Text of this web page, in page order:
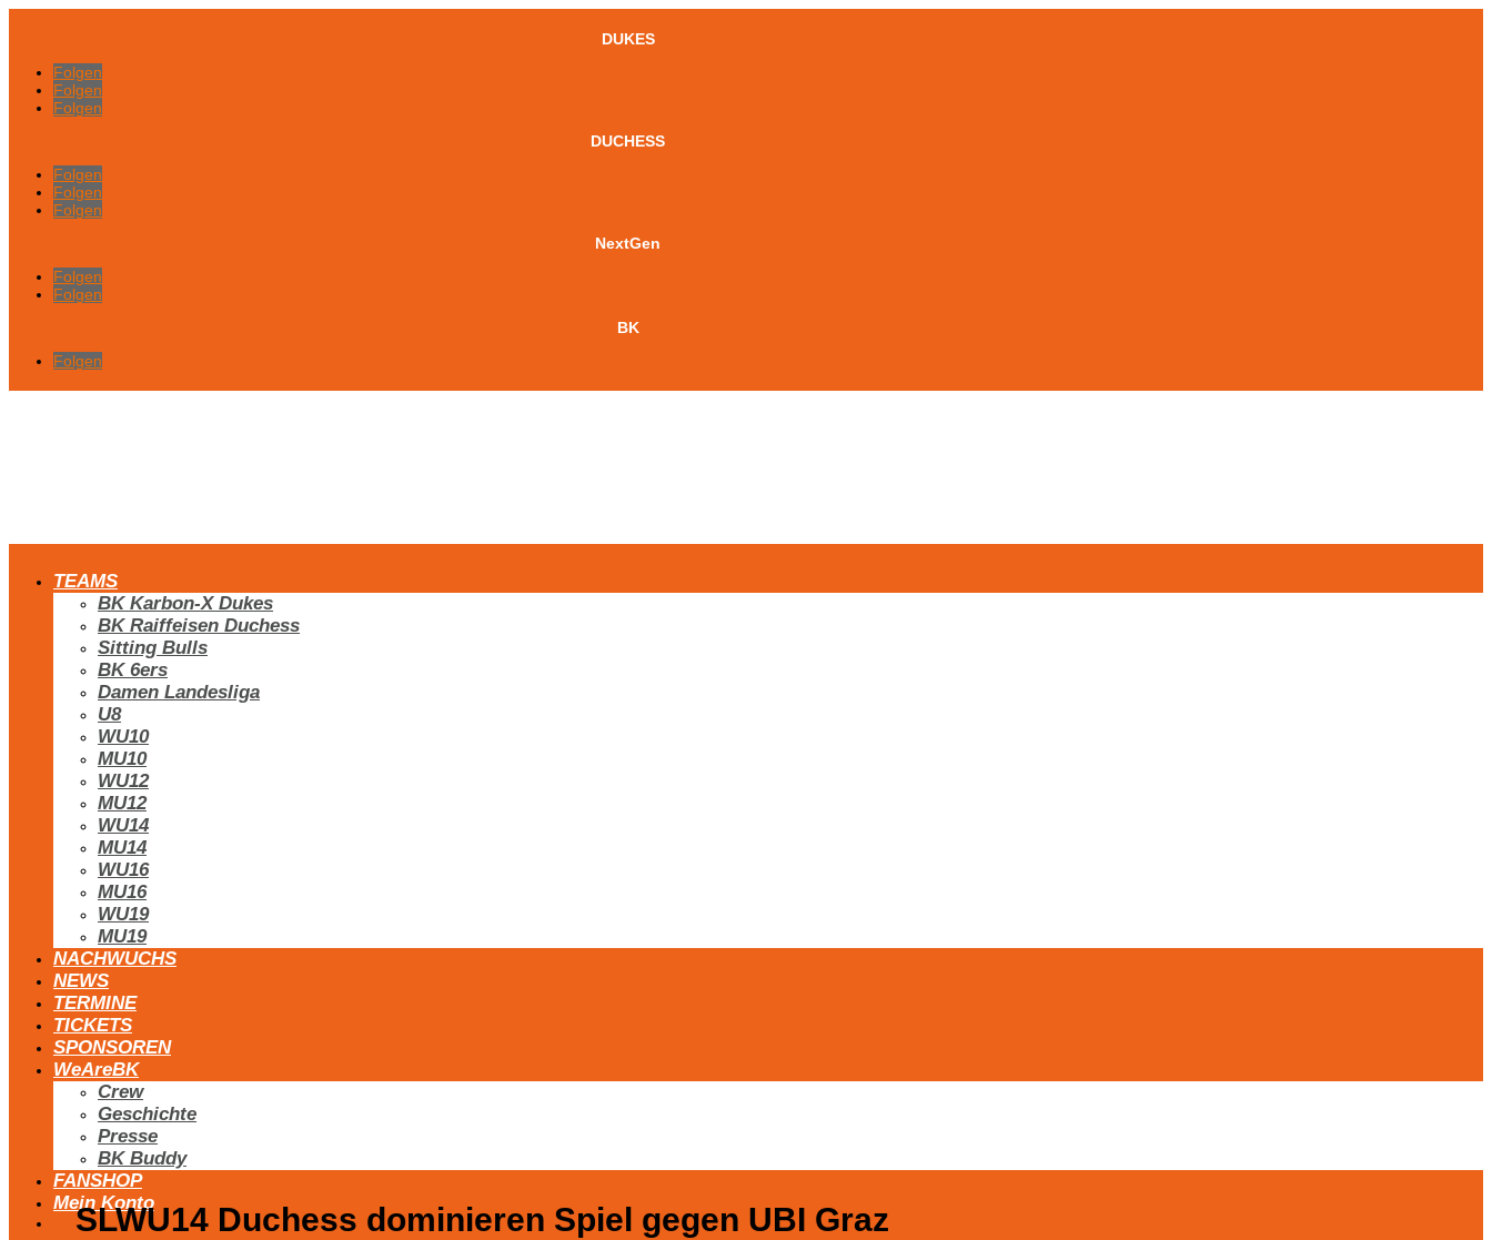
DUKES
Folgen
Folgen
Folgen
DUCHESS
Folgen
Folgen
Folgen
NextGen
Folgen
Folgen
BK
Folgen
TEAMS
BK Karbon-X Dukes
BK Raiffeisen Duchess
Sitting Bulls
BK 6ers
Damen Landesliga
U8
WU10
MU10
WU12
MU12
WU14
MU14
WU16
MU16
WU19
MU19
NACHWUCHS
NEWS
TERMINE
TICKETS
SPONSOREN
WeAreBK
Crew
Geschichte
Presse
BK Buddy
FANSHOP
Mein Konto
SLWU14 Duchess dominieren Spiel gegen UBI Graz